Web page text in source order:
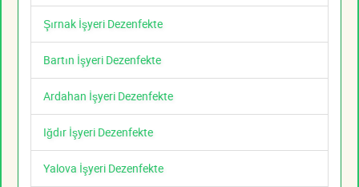
Şırnak İşyeri Dezenfekte
Bartın İşyeri Dezenfekte
Ardahan İşyeri Dezenfekte
Iğdır İşyeri Dezenfekte
Yalova İşyeri Dezenfekte